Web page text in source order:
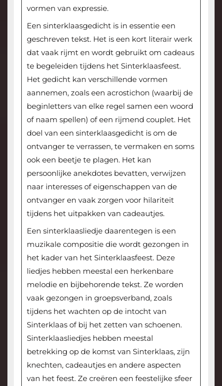
vormen van expressie.
Een sinterklaasgedicht is in essentie een
geschreven tekst. Het is een kort literair werk
dat vaak rijmt en wordt gebruikt om cadeaus
te begeleiden tijdens het Sinterklaasfeest.
Het gedicht kan verschillende vormen
aannemen, zoals een acrostichon (waarbij de
beginletters van elke regel samen een woord
of naam spellen) of een rijmend couplet. Het
doel van een sinterklaasgedicht is om de
ontvanger te verrassen, te vermaken en soms
ook een beetje te plagen. Het kan
persoonlijke anekdotes bevatten, verwijzen
naar interesses of eigenschappen van de
ontvanger en vaak zorgen voor hilariteit
tijdens het uitpakken van cadeautjes.
Een sinterklaasliedje daarentegen is een
muzikale compositie die wordt gezongen in
het kader van het Sinterklaasfeest. Deze
liedjes hebben meestal een herkenbare
melodie en bijbehorende tekst. Ze worden
vaak gezongen in groepsverband, zoals
tijdens het wachten op de intocht van
Sinterklaas of bij het zetten van schoenen.
Sinterklaasliedjes hebben meestal
betrekking op de komst van Sinterklaas, zijn
knechten, cadeautjes en andere aspecten
van het feest. Ze creëren een feestelijke sfeer